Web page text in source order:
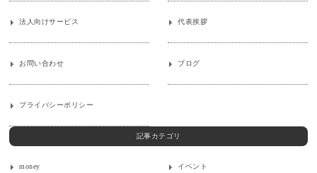
法人向けサービス 代表挨拶
お問い合わせ ブログ
プライバシーポリシー
記事カテゴリ
money イベント